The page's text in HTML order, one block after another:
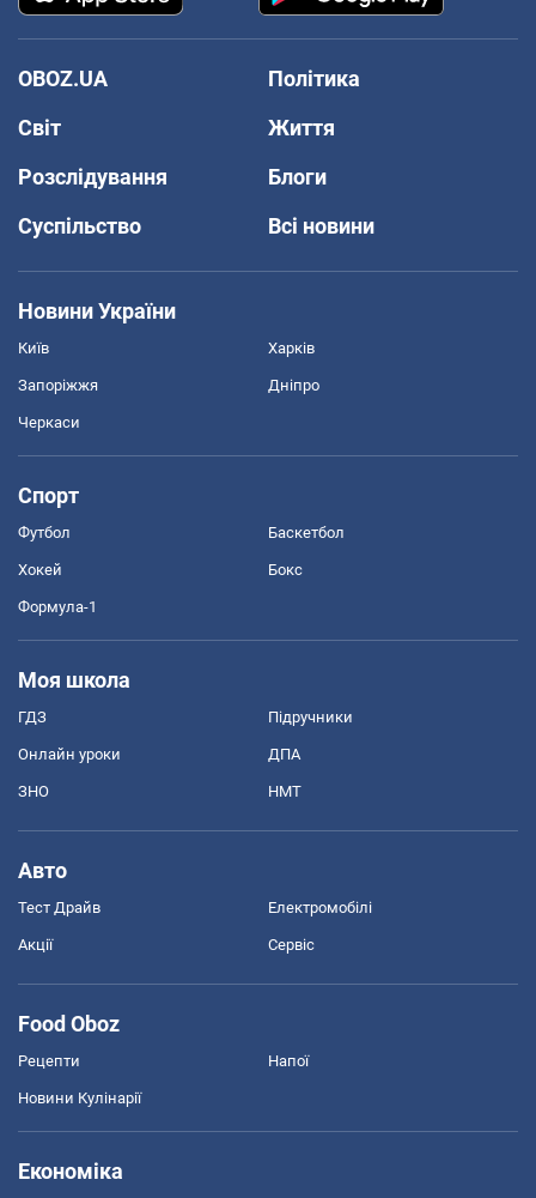
OBOZ.UA
Політика
Світ
Життя
Розслідування
Блоги
Суспільство
Всі новини
Новини України
Київ Харків
Запоріжжя Дніпро
Черкаси
Спорт
Футбол Баскетбол
Хокей Бокс
Формула-1
Моя школа
ГДЗ Підручники
Онлайн уроки ДПА
ЗНО НМТ
Авто
Тест Драйв Електромобілі
Акції Сервіс
Food Oboz
Рецепти Напої
Новини Кулінарії
Економіка